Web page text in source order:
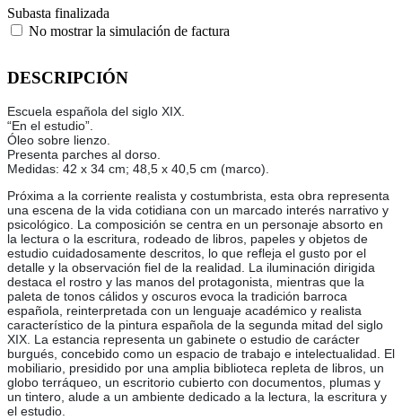
Subasta finalizada
No mostrar la simulación de factura
DESCRIPCIÓN
Escuela española del siglo XIX.
“En el estudio”.
Óleo sobre lienzo.
Presenta parches al dorso.
Medidas: 42 x 34 cm; 48,5 x 40,5 cm (marco).
Próxima a la corriente realista y costumbrista, esta obra representa
una escena de la vida cotidiana con un marcado interés narrativo y
psicológico. La composición se centra en un personaje absorto en
la lectura o la escritura, rodeado de libros, papeles y objetos de
estudio cuidadosamente descritos, lo que refleja el gusto por el
detalle y la observación fiel de la realidad. La iluminación dirigida
destaca el rostro y las manos del protagonista, mientras que la
paleta de tonos cálidos y oscuros evoca la tradición barroca
española, reinterpretada con un lenguaje académico y realista
característico de la pintura española de la segunda mitad del siglo
XIX. La estancia representa un gabinete o estudio de carácter
burgués, concebido como un espacio de trabajo e intelectualidad. El
mobiliario, presidido por una amplia biblioteca repleta de libros, un
globo terráqueo, un escritorio cubierto con documentos, plumas y
un tintero, alude a un ambiente dedicado a la lectura, la escritura y
el estudio.